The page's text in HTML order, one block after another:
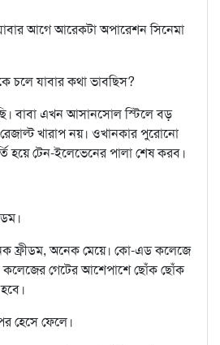
আগে আরেকটা অপারেশন সিনেমা
চলে যাবার কথা ভাবছিস?
বাবা এখন আসানসোল স্টিলে বড়
খারাপ নয়। ওখানকার পুরোনো
হয়ে টেন-ইলেভেনের পালা শেষ করব।
ফ্রীডম, অনেক মেয়ে। কো-এড কলেজে
কলেজের গেটের আশেপাশে ছোঁক ছোঁক
হেসে ফেলে।